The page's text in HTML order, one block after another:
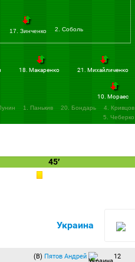
17. Зинченко 2. Соболь
21. Михайличенко
18. Макаренко
10. Мораес
1. Панькив 20. Бондарь
4. Кривцов
5. Чеберко
45′
Украина
(В) Пятов Андрей 12